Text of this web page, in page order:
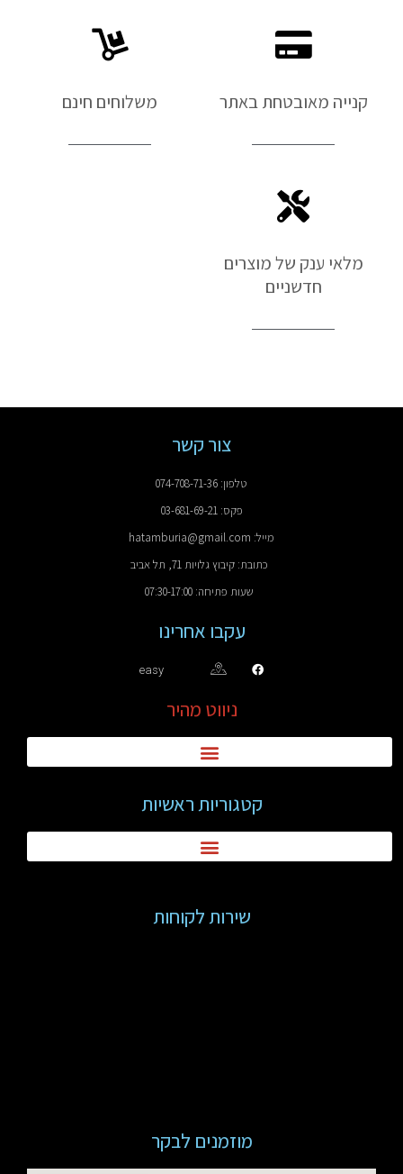
קנייה מאובטחת באתר משלוחים חינם
מלאי ענק של מוצרים
חדשניים
צור קשר
טלפון: 074-708-71-36
פקס: 03-681-69-21
מייל: hatamburia@gmail.com
כתובת: קיבוץ גלויות 71, תל אביב
שעות פתיחה: 07:30-17:00
עקבו אחרינו
easy
ניווט מהיר
קטגוריות ראשיות
שירות לקוחות
מוזמנים לבקר